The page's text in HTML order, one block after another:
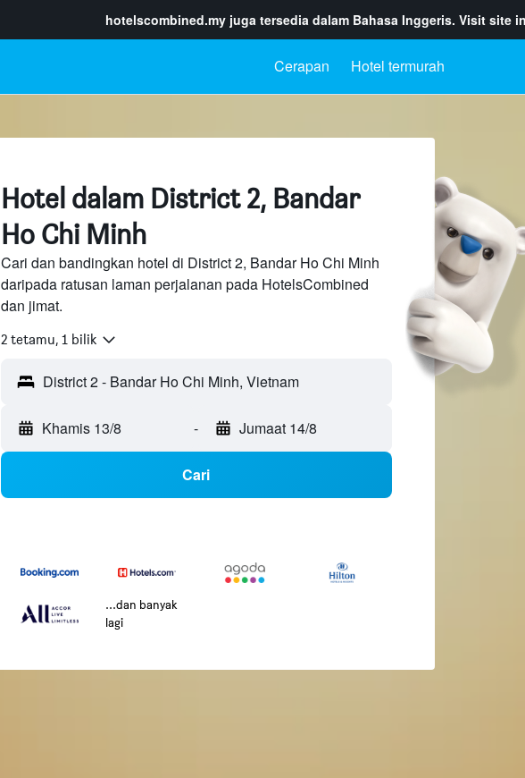
hotelscombined.my juga tersedia dalam Bahasa Inggeris. Visit site in
Cerapan Hotel termurah
Hotel dalam District 2, Bandar
Ho Chi Minh
Cari dan bandingkan hotel di District 2, Bandar Ho Chi Minh
daripada ratusan laman perjalanan pada HotelsCombined
dan jimat.
2 tetamu, 1 bilik
Khamis 13/8 - Jumaat 14/8
Cari
...dan banyak
lagi